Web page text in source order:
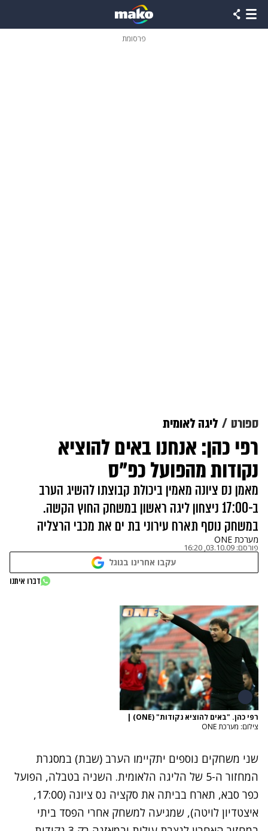
פרסומת
ספורט ליגה לאומית
רפי כהן: אנחנו באים להוציא
נקודות מהפועל כפ"ס
מאמן נס ציונה מאמין ביכולת קבוצתו להשיג הערב
ב-17:00 ניצחון ליגה ראשון במשחק החוץ הקשה.
במשחק נוסף תארח עירוני בת ים את מכבי הרצליה
מערכת ONE
פורסם: 03.10.09, 16:20
עקבו אחרינו בגוגל
דברו איתנו
רפי כהן. "באים להוציא נקודות" (ONE)
|
צילום: מערכת ONE
שני משחקים נוספים יתקיימו הערב (שבת) במסגרת
המחזור ה-5 של הליגה הלאומית. השניה בטבלה, הפועל
כפר סבא, תארח בביתה את סקציה נס ציונה (17:00,
איצטדיון לויטה), שמגיעה למשחק אחרי הפסד ביתי